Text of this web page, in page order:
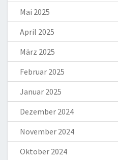
Mai 2025
April 2025
März 2025
Februar 2025
Januar 2025
Dezember 2024
November 2024
Oktober 2024